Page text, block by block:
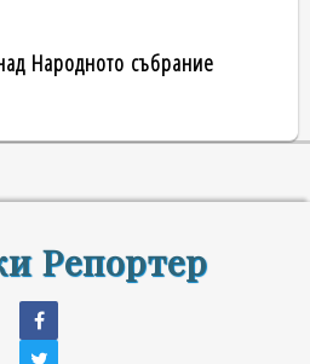
Народното събрание
Репортер